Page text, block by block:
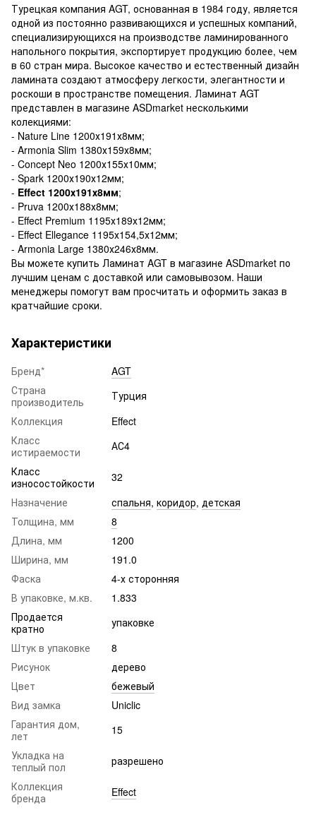
Турецкая компания AGT, основанная в 1984 году, является
одной из постоянно развивающихся и успешных компаний,
специализирующихся на производстве ламинированного
напольного покрытия, экспортирует продукцию более, чем
в 60 стран мира. Высокое качество и естественный дизайн
ламината создают атмосферу легкости, элегантности и
роскоши в пространстве помещения. Ламинат AGT
представлен в магазине ASDmarket несколькими
колекциями:
- Nature Line 1200х191х8мм;
- Armonia Slim 1380х159х8мм;
- Concept Neo 1200х155х10мм;
- Spark 1200х190х12мм;
- Effect 1200х191х8мм;
- Pruva 1200х188х8мм;
- Effect Premium 1195х189х12мм;
- Effect Ellegance 1195х154,5х12мм;
- Armonia Large 1380х246х8мм.
Вы можете купить Ламинат AGT в магазине ASDmarket по
лучшим ценам с доставкой или самовывозом. Наши
менеджеры помогут вам просчитать и оформить заказ в
кратчайшие сроки.
Характеристики
Бренд*
AGT
Страна
производитель
Турция
Коллекция
Effect
Класс
истираемости
АС4
Класс
износостойкости
32
Назначение
спальня, коридор, детская
Толщина, мм
8
Длина, мм
1200
Ширина, мм
191.0
Фаска
4-х сторонняя
В упаковке, м.кв.
1.833
Продается
кратно
упаковке
Штук в упаковке
8
Рисунок
дерево
Цвет
бежевый
Вид замка
Uniclic
Гарантия дом,
лет
15
Укладка на
теплый пол
разрешено
Коллекция
бренда
Effect